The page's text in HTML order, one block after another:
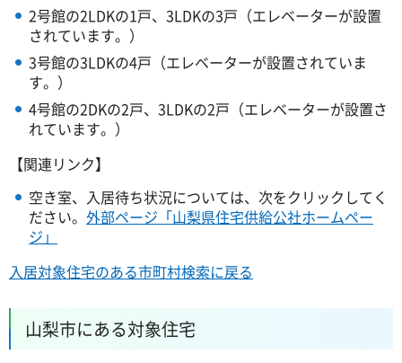
2号館の2LDKの1戸、3LDKの3戸（エレベーターが設置
されています。）
3号館の3LDKの4戸（エレベーターが設置されていま
す。）
4号館の2DKの2戸、3LDKの2戸（エレベーターが設置さ
れています。）
【関連リンク】
空き室、入居待ち状況については、次をクリックしてく
ださい。 外部ページ「山梨県住宅供給公社ホームペー
ジ」
入居対象住宅のある市町村検索に戻る
山梨市にある対象住宅